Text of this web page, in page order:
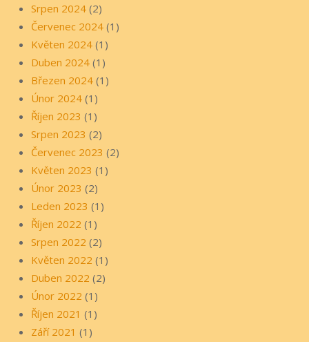
Srpen 2024 (2)
Červenec 2024 (1)
Květen 2024 (1)
Duben 2024 (1)
Březen 2024 (1)
Únor 2024 (1)
Říjen 2023 (1)
Srpen 2023 (2)
Červenec 2023 (2)
Květen 2023 (1)
Únor 2023 (2)
Leden 2023 (1)
Říjen 2022 (1)
Srpen 2022 (2)
Květen 2022 (1)
Duben 2022 (2)
Únor 2022 (1)
Říjen 2021 (1)
Září 2021 (1)